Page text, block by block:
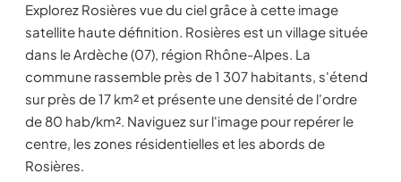
Explorez Rosières vue du ciel grâce à cette image
satellite haute définition. Rosières est un village située
dans le Ardèche (07), région Rhône-Alpes. La
commune rassemble près de 1 307 habitants, s'étend
sur près de 17 km² et présente une densité de l'ordre
de 80 hab/km². Naviguez sur l'image pour repérer le
centre, les zones résidentielles et les abords de
Rosières.